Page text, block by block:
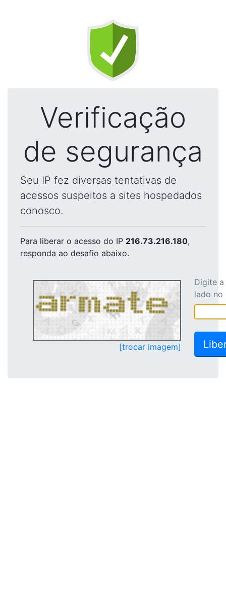
Verificação
de segurança
Seu IP fez diversas tentativas de
acessos suspeitos a sites hospedados
conosco.
Para liberar o acesso do IP 216.73.216.180,
responda ao desafio abaixo.
[trocar imagem]
Digite
lado no